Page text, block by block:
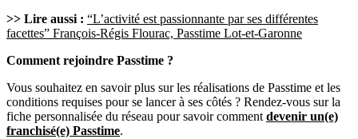
>> Lire aussi : “L’activité est passionnante par ses différentes
facettes” François-Régis Flourac, Passtime Lot-et-Garonne
Comment rejoindre Passtime ?
Vous souhaitez en savoir plus sur les réalisations de Passtime et les
conditions requises pour se lancer à ses côtés ? Rendez-vous sur la
fiche personnalisée du réseau pour savoir comment devenir un(e)
franchisé(e) Passtime.